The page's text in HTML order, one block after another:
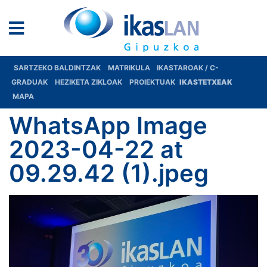
SARTZEKO BALDINTZAK MATRIKULA
IKASTAROAK / C-
GRADUAK
HEZIKETA ZIKLOAK PROIEKTUAK IKASTETXEAK
MAPA
WhatsApp Image
2023-04-22 at
09.29.42 (1).jpeg